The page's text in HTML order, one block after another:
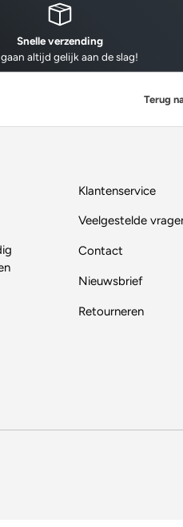
Snelle verzending
altijd gelijk aan de slag!
Terug
Klantenservice
Veelgestelde
Contact
Nieuwsbrief
Retourneren